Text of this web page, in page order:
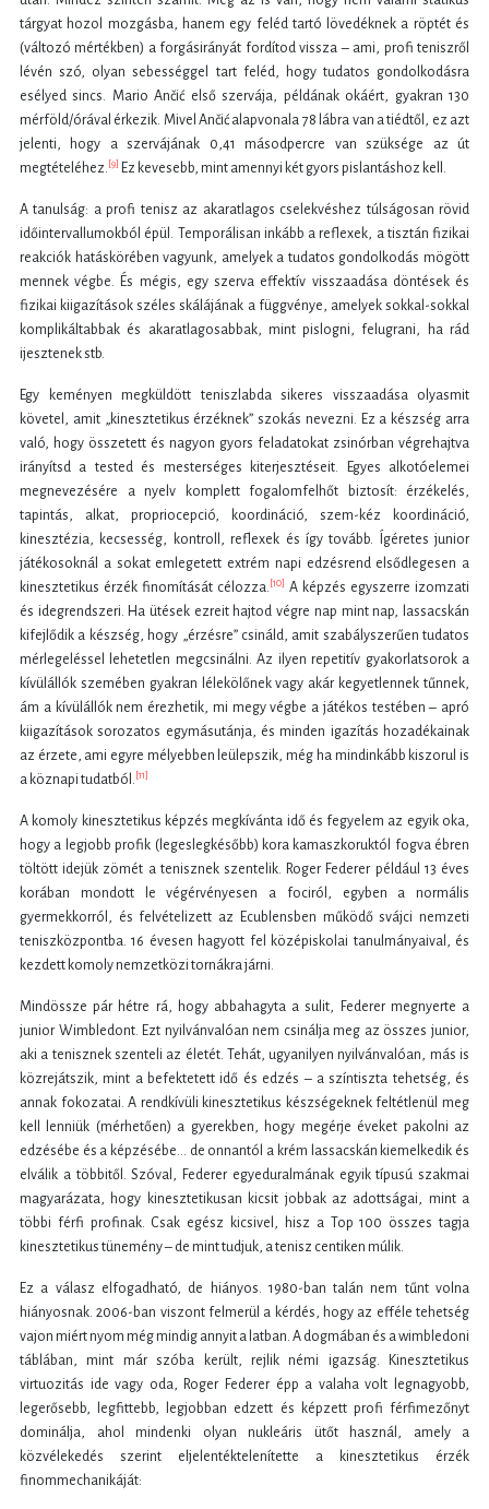
tárgyat hozol mozgásba, hanem egy feléd tartó lövedéknek a röptét és
(változó mértékben) a forgásirányát fordítod vissza – ami, profi teniszről
lévén szó, olyan sebességgel tart feléd, hogy tudatos gondolkodásra
esélyed sincs. Mario Ančić első szervája, példának okáért, gyakran 130
mérföld/órával érkezik. Mivel Ančić alapvonala 78 lábra van a tiédtől, ez azt
jelenti, hogy a szervájának 0,41 másodpercre van szüksége az út
megtételéhez. [9] Ez kevesebb, mint amennyi két gyors pislantáshoz kell.
A tanulság: a profi tenisz az akaratlagos cselekvéshez túlságosan rövid
időintervallumokból épül. Temporálisan inkább a reflexek, a tisztán fizikai
reakciók hatáskörében vagyunk, amelyek a tudatos gondolkodás mögött
mennek végbe. És mégis, egy szerva effektív visszaadása döntések és
fizikai kiigazítások széles skálájának a függvénye, amelyek sokkal-sokkal
komplikáltabbak és akaratlagosabbak, mint pislogni, felugrani, ha rád
ijesztenek stb.
Egy keményen megküldött teniszlabda sikeres visszaadása olyasmit
követel, amit „kinesztetikus érzéknek” szokás nevezni. Ez a készség arra
való, hogy összetett és nagyon gyors feladatokat zsinórban végrehajtva
irányítsd a tested és mesterséges kiterjesztéseit. Egyes alkotóelemei
megnevezésére a nyelv komplett fogalomfelhőt biztosít: érzékelés,
tapintás, alkat, propriocepció, koordináció, szem-kéz koordináció,
kinesztézia, kecsesség, kontroll, reflexek és így tovább. Ígéretes junior
játékosoknál a sokat emlegetett extrém napi edzésrend elsődlegesen a
kinesztetikus érzék finomítását célozza. [10] A képzés egyszerre izomzati
és idegrendszeri. Ha ütések ezreit hajtod végre nap mint nap, lassacskán
kifejlődik a készség, hogy „érzésre” csináld, amit szabályszerűen tudatos
mérlegeléssel lehetetlen megcsinálni. Az ilyen repetitív gyakorlatsorok a
kívülállók szemében gyakran lélekölőnek vagy akár kegyetlennek tűnnek,
ám a kívülállók nem érezhetik, mi megy végbe a játékos testében – apró
kiigazítások sorozatos egymásutánja, és minden igazítás hozadékainak
az érzete, ami egyre mélyebben leülepszik, még ha mindinkább kiszorul is
a köznapi tudatból. [11]
A komoly kinesztetikus képzés megkívánta idő és fegyelem az egyik oka,
hogy a legjobb profik (legeslegkésőbb) kora kamaszkoruktól fogva ébren
töltött idejük zömét a tenisznek szentelik. Roger Federer például 13 éves
korában mondott le végérvényesen a fociról, egyben a normális
gyermekkorról, és felvételizett az Ecublensben működő svájci nemzeti
teniszközpontba. 16 évesen hagyott fel középiskolai tanulmányaival, és
kezdett komoly nemzetközi tornákra járni.
Mindössze pár hétre rá, hogy abbahagyta a sulit, Federer megnyerte a
junior Wimbledont. Ezt nyilvánvalóan nem csinálja meg az összes junior,
aki a tenisznek szenteli az életét. Tehát, ugyanilyen nyilvánvalóan, más is
közrejátszik, mint a befektetett idő és edzés – a színtiszta tehetség, és
annak fokozatai. A rendkívüli kinesztetikus készségeknek feltétlenül meg
kell lenniük (mérhetően) a gyerekben, hogy megérje éveket pakolni az
edzésébe és a képzésébe… de onnantól a krém lassacskán kiemelkedik és
elválik a többitől. Szóval, Federer egyeduralmának egyik típusú szakmai
magyarázata, hogy kinesztetikusan kicsit jobbak az adottságai, mint a
többi férfi profinak. Csak egész kicsivel, hisz a Top 100 összes tagja
kinesztetikus tünemény – de mint tudjuk, a tenisz centiken múlik.
Ez a válasz elfogadható, de hiányos. 1980-ban talán nem tűnt volna
hiányosnak. 2006-ban viszont felmerül a kérdés, hogy az efféle tehetség
vajon miért nyom még mindig annyit a latban. A dogmában és a wimbledoni
táblában, mint már szóba került, rejlik némi igazság. Kinesztetikus
virtuozitás ide vagy oda, Roger Federer épp a valaha volt legnagyobb,
legerősebb, legfittebb, legjobban edzett és képzett profi férfimezőnyt
dominálja, ahol mindenki olyan nukleáris ütőt használ, amely a
közvélekedés szerint eljelentéktelenítette a kinesztetikus érzék
finommechanikáját: